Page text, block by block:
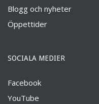
EXTRALJUSGUIDE
Blogg och nyheter
Öppettider
SOCIALA MEDIER
Facebook
YouTube